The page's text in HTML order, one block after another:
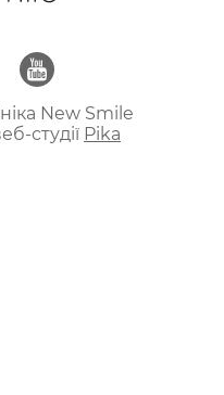
New Smile
студії Pika